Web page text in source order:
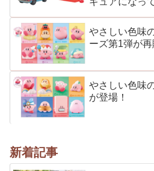
やさしい色味
ーズ第1弾が再
やさしい色味
が登場！
新着記事